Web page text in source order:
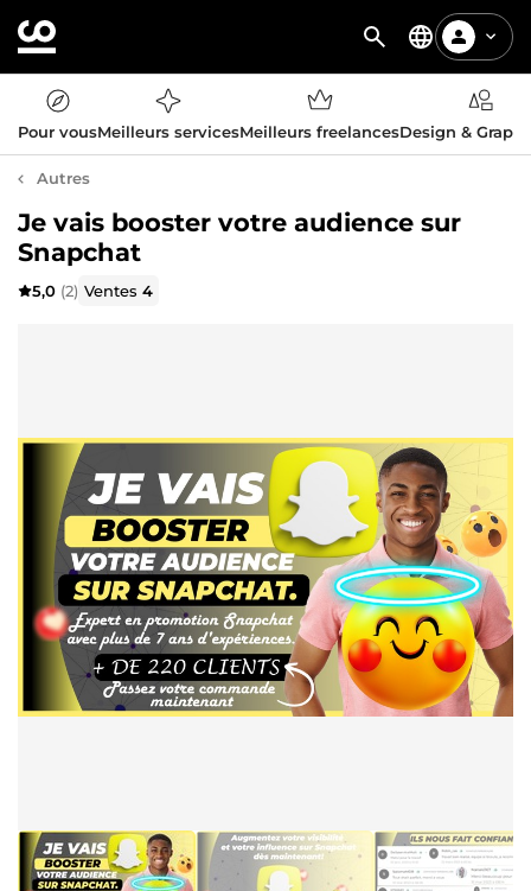
Pour vousMeilleurs servicesMeilleurs freelancesDesign &
Autres
Je vais booster votre audience sur
Snapchat
5,0 (2) Ventes4